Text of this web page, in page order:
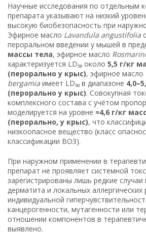
Научные исследования по отдельным
препарата указывают на низкий
высокую биобезопасность при
Эфирное масло Lavandula angustifolia
пероральном введении у мышей в
массы тела, эфирное масло
характеризуется LD₅₀ около 5,5 г/кг
(перорально у крыс), эфирное масло
bergamia имеет LD₅₀ в диапазоне
(перорально у крыс). Совокупная
комплексного состава с учётом
моделируется на уровне ≈4,6 г/кг
(перорально, у крыс), что
низкоопасное вещество (класс
классификации ВОЗ).
При наружном применении в
препарат не проявляет системной
зарегистрированы лишь редкие случаи
дерматита и локальных аллергических
индивидуальной
канцерогенности, мутагенности или
отношении компонентов в
выявлено.